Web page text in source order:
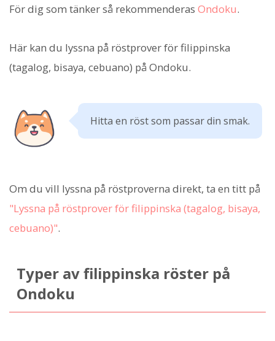
För dig som tänker så rekommenderas Ondoku.
Här kan du lyssna på röstprover för filippinska
(tagalog, bisaya, cebuano) på Ondoku.
Hitta en röst som passar din smak.
Om du vill lyssna på röstproverna direkt, ta en titt på
"Lyssna på röstprover för filippinska (tagalog, bisaya,
cebuano)".
Typer av filippinska röster på
Ondoku